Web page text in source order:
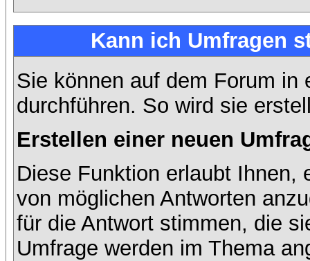
Kann ich Umfragen
Sie können auf dem Forum in
durchführen. So wird sie
Erstellen einer neuen
Diese Funktion erlaubt Ihnen,
von möglichen Antworten
für die Antwort stimmen, die
Umfrage werden im Thema